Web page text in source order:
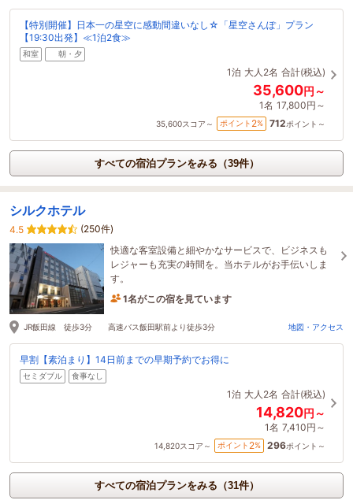
【特別開催】日本一の星空に感動間違いなし☆「星空さんぽ」プラン
【19:30出発】≪1泊2食≫
和室 朝・夕
1泊 大人2名 合計(税込)
35,600円～
1名 17,800円～
35,600スコア～ ポイント 2% 712ポイント～
すべての宿泊プランをみる（39件）
シルクホテル
4.5
(250件)
快適な客室設備と細やかなサービスで、ビジネスも
レジャーも充実の時間を。当ホテルがお手伝いしま
す。
たった今予約されました
JR飯田線 徒歩3分 高速バス飯田駅前より徒歩3分 地図・アクセス
早割【素泊まり】14日前までの早期予約でお得に
セミダブル 食事なし
1泊 大人2名 合計(税込)
14,820円～
1名 7,410円～
14,820スコア～ ポイント 2% 296ポイント～
すべての宿泊プランをみる（31件）